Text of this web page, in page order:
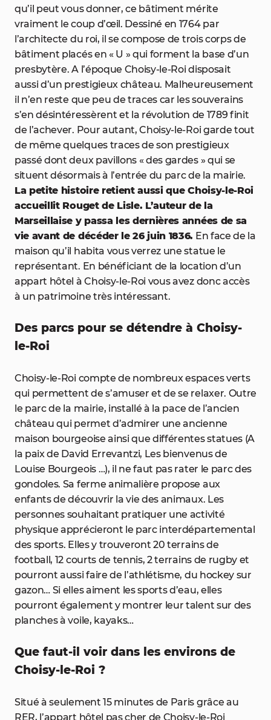
qu’il peut vous donner, ce bâtiment mérite
vraiment le coup d’œil. Dessiné en 1764 par
l’architecte du roi, il se compose de trois corps de
bâtiment placés en « U » qui forment la base d’un
presbytère. A l’époque Choisy-le-Roi disposait
aussi d’un prestigieux château. Malheureusement
il n’en reste que peu de traces car les souverains
s’en désintéressèrent et la révolution de 1789 finit
de l’achever. Pour autant, Choisy-le-Roi garde tout
de même quelques traces de son prestigieux
passé dont deux pavillons « des gardes » qui se
situent désormais à l’entrée du parc de la mairie.
La petite histoire retient aussi que Choisy-le-Roi
accueillit Rouget de Lisle. L’auteur de la
Marseillaise y passa les dernières années de sa
vie avant de décéder le 26 juin 1836. En face de la
maison qu’il habita vous verrez une statue le
représentant. En bénéficiant de la location d’un
appart hôtel à Choisy-le-Roi vous avez donc accès
à un patrimoine très intéressant.
Des parcs pour se détendre à Choisy-
le-Roi
Choisy-le-Roi compte de nombreux espaces verts
qui permettent de s’amuser et de se relaxer. Outre
le parc de la mairie, installé à la pace de l’ancien
château qui permet d’admirer une ancienne
maison bourgeoise ainsi que différentes statues (A
la paix de David Errevantzi, Les bienvenus de
Louise Bourgeois …), il ne faut pas rater le parc des
gondoles. Sa ferme animalière propose aux
enfants de découvrir la vie des animaux. Les
personnes souhaitant pratiquer une activité
physique apprécieront le parc interdépartemental
des sports. Elles y trouveront 20 terrains de
football, 12 courts de tennis, 2 terrains de rugby et
pourront aussi faire de l’athlétisme, du hockey sur
gazon… Si elles aiment les sports d’eau, elles
pourront également y montrer leur talent sur des
planches à voile, kayaks…
Que faut-il voir dans les environs de
Choisy-le-Roi ?
Situé à seulement 15 minutes de Paris grâce au
RER, l’appart hôtel pas cher de Choisy-le-Roi